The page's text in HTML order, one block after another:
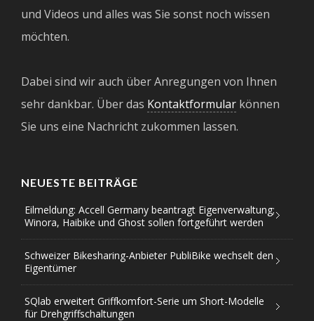
und Videos und alles was Sie sonst noch wissen
möchten.
Dabei sind wir auch über Anregungen von Ihnen
sehr dankbar. Über das Kontaktformular können
Sie uns eine Nachricht zukommen lassen.
NEUESTE BEITRÄGE
Eilmeldung: Accell Germany beantragt Eigenverwaltung;
Winora, Haibike und Ghost sollen fortgeführt werden
Schweizer Bikesharing-Anbieter PubliBike wechselt den
Eigentümer
SQlab erweitert Griffkomfort-Serie um Short-Modelle
für Drehgriffschaltungen